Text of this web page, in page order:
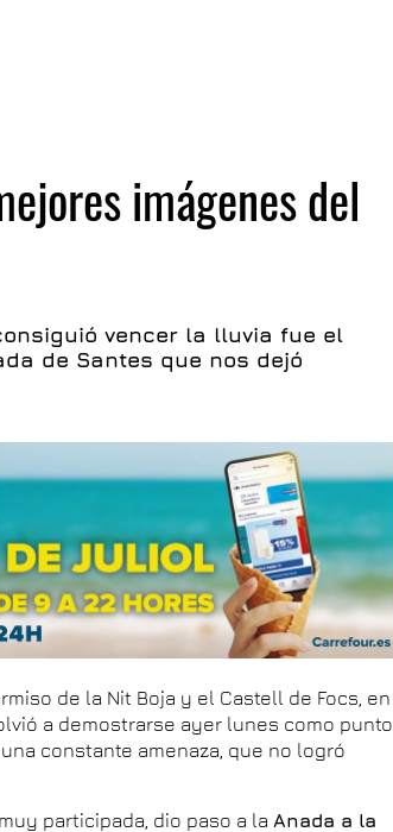
imágenes del
vencer la lluvia fue el
de Santes que nos dejó
de la Nit Boja y el Castell de Focs, en
a demostrarse ayer lunes como punto
constante amenaza, que no logró
muy participada, dio paso a la Anada a la